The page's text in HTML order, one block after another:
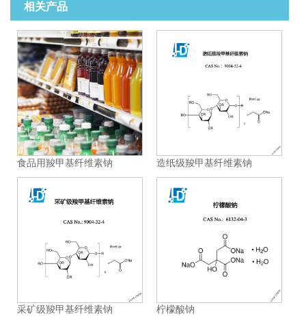
相关产品
食品用羧甲基纤维素钠 造纸级羧甲基纤维素钠
采矿级羧甲基纤维素钠 柠檬酸钠